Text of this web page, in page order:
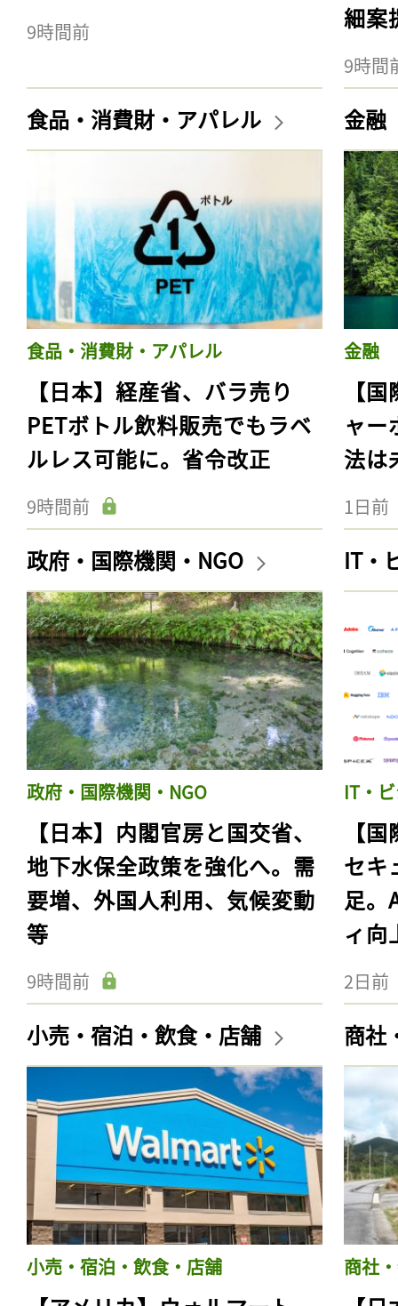
9時間前
細案
9時間
食品・消費財・アパレル
食品・消費財・アパレル
【日本】経産省、バラ売り
PETボトル飲料販売でもラベ
ルレス可能に。省令改正
9時間前
金融
金融
【
ャー
法は
1日前
政府・国際機関・NGO
政府・国際機関・NGO
【日本】内閣官房と国交省、
地下水保全政策を強化へ。需
要増、外国人利用、気候変動
等
9時間前
IT・
IT・
【
セキ
足。
ィ向
2日前
小売・宿泊・飲食・店舗
小売・宿泊・飲食・店舗
商社
商社